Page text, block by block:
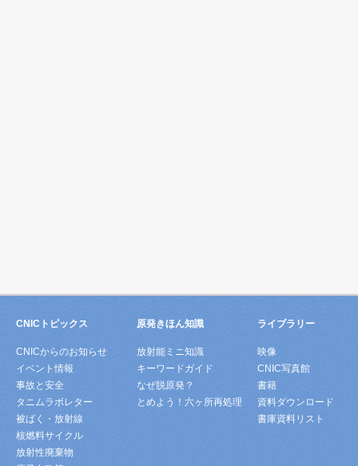
CNICトピックス
CNICからのお知らせ
イベント情報
事故と安全
タニムラボレター
被ばく・放射線
核燃料サイクル
放射性廃棄物
原発きほん知識
放射能ミニ知識
キーワードガイド
なぜ脱原発？
とめよう！六ヶ所再処理
ライブラリー
映像
CNIC写真館
書籍
資料ダウンロード
書庫資料リスト